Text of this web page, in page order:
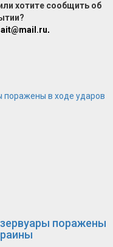
хотите сообщить об
.
поражены в ходе ударов
поражены